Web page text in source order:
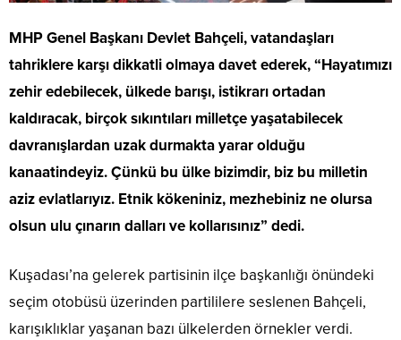
MHP Genel Başkanı Devlet Bahçeli, vatandaşları
tahriklere karşı dikkatli olmaya davet ederek, “Hayatımızı
zehir edebilecek, ülkede barışı, istikrarı ortadan
kaldıracak, birçok sıkıntıları milletçe yaşatabilecek
davranışlardan uzak durmakta yarar olduğu
kanaatindeyiz. Çünkü bu ülke bizimdir, biz bu milletin
aziz evlatlarıyız. Etnik kökeniniz, mezhebiniz ne olursa
olsun ulu çınarın dalları ve kollarısınız” dedi.
Kuşadası’na gelerek partisinin ilçe başkanlığı önündeki
seçim otobüsü üzerinden partililere seslenen Bahçeli,
karışıklıklar yaşanan bazı ülkelerden örnekler verdi.